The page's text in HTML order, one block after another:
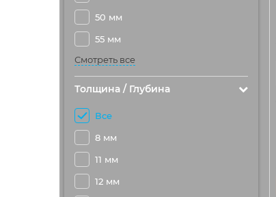
50 мм
55 мм
Смотреть все
Толщина / Глубина
Все
8 мм
11 мм
12 мм